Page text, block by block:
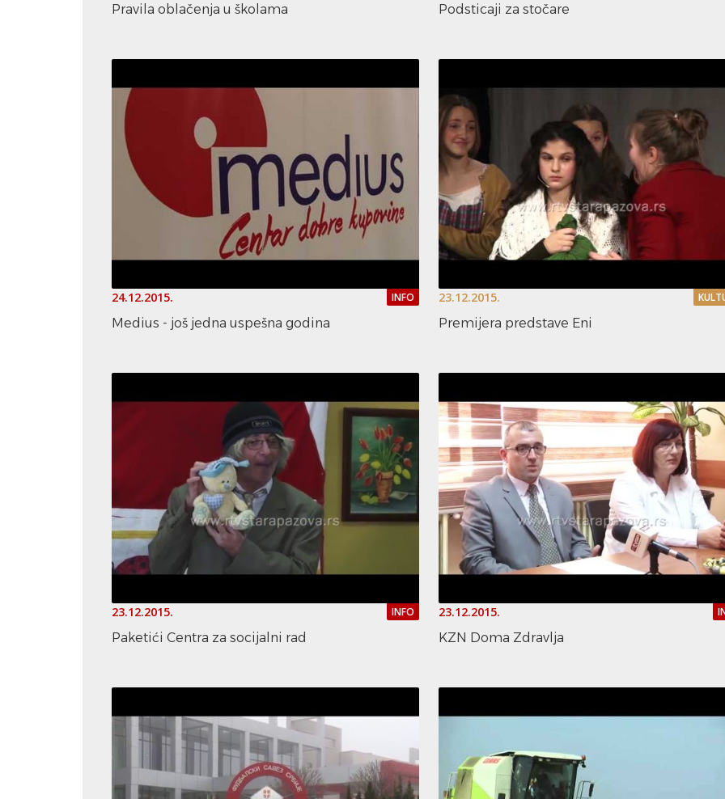
Pravila oblačenja u školama Podsticaji za stočare
24.12.2015. INFO
Medius - još jedna uspešna godina
23.12.2015.
Premijera predstave Eni
23.12.2015. INFO
Paketići Centra za socijalni rad
23.12.2015.
KZN Doma Zdravlja